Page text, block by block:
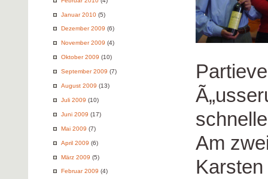
Januar 2010 (5)
Dezember 2009 (6)
November 2009 (4)
Oktober 2009 (10)
September 2009 (7)
August 2009 (13)
Juli 2009 (10)
Juni 2009 (17)
Mai 2009 (7)
April 2009 (6)
März 2009 (5)
Februar 2009 (4)
Am